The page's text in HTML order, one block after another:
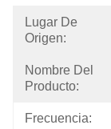
Lugar De
Origen:
Nombre Del
Producto:
Frecuencia: